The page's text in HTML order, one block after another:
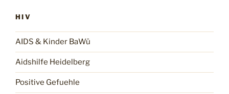
HIV
AIDS & Kinder BaWü
Aidshilfe Heidelberg
Positive Gefuehle